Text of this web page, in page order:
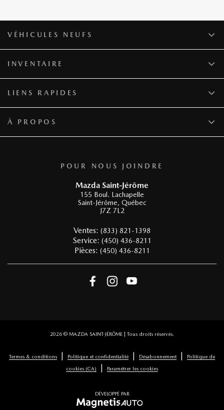
POUR NOUS JOINDRE
Mazda Saint-Jérôme
155 Boul. Lachapelle
Saint-Jérôme, Québec
J7Z 7L2
Ventes: (833) 821-1398
Service: (450) 436-8211
Pièces: (450) 436-8211
VÉHICULES NEUFS
INVENTAIRE
LIENS RAPIDES
À PROPOS
2026 © MAZDA SAINT-JÉRÔME | Tous droits réservés.
Termes & conditions Politique et confidentialité Désabonnement
Politique de
cookies (CA)
Paramétrer les cookies
DÉVELOPPÉ PAR